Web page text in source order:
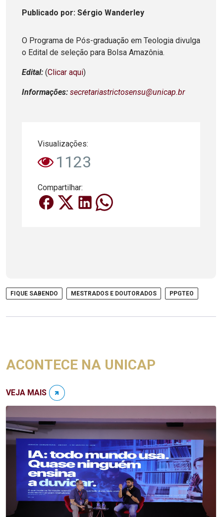
Publicado por: Sérgio Wanderley
O Programa de Pós-graduação em Teologia divulga
o Edital de seleção para Bolsa Amazônia.
Edital: (Clicar aqui)
Informações: secretariastrictosensu@unicap.br
Visualizações:
1123
Compartilhar:
FIQUE SABENDO MESTRADOS E DOUTORADOS PPGTEO
ACONTECE NA UNICAP
VEJA MAIS